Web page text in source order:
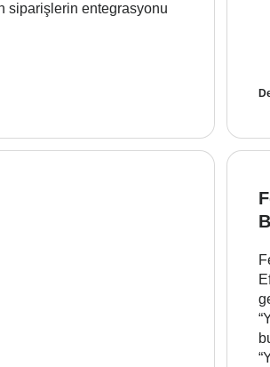
siparişlerin entegrasyonu